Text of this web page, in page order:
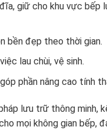
giữ cho khu vực bếp
bền đẹp theo thời gian.
lau chùi, vệ sinh.
phần nâng cao tính
lưu trữ thông minh,
mọi không gian bếp,